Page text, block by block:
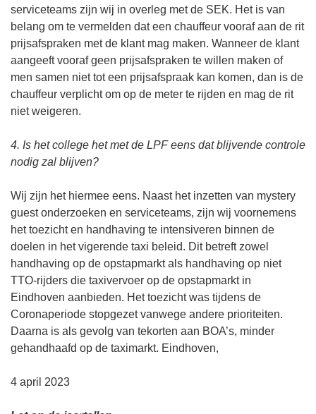
serviceteams zijn wij in overleg met de SEK. Het is van
belang om te vermelden dat een chauffeur vooraf aan de rit
prijsafspraken met de klant mag maken. Wanneer de klant
aangeeft vooraf geen prijsafspraken te willen maken of
men samen niet tot een prijsafspraak kan komen, dan is de
chauffeur verplicht om op de meter te rijden en mag de rit
niet weigeren.
4. Is het college het met de LPF eens dat blijvende controle
nodig zal blijven?
Wij zijn het hiermee eens. Naast het inzetten van mystery
guest onderzoeken en serviceteams, zijn wij voornemens
het toezicht en handhaving te intensiveren binnen de
doelen in het vigerende taxi beleid. Dit betreft zowel
handhaving op de opstapmarkt als handhaving op niet
TTO-rijders die taxivervoer op de opstapmarkt in
Eindhoven aanbieden. Het toezicht was tijdens de
Coronaperiode stopgezet vanwege andere prioriteiten.
Daarna is als gevolg van tekorten aan BOA’s, minder
gehandhaafd op de taximarkt. Eindhoven,
4 april 2023